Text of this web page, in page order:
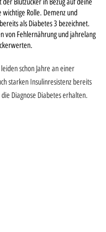
Blutzucker in Bezug auf deine
Rolle. Demenz und
als Diabetes 3 bezeichnet.
von Fehlernährung und jahrelang
schon Jahre an einer
starken Insulinresistenz bereits
Diagnose Diabetes erhalten.